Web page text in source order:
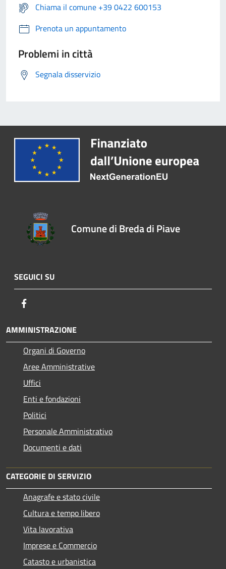
Chiama il comune +39 0422 600153
Prenota un appuntamento
Problemi in città
Segnala disservizio
Comune di Breda di Piave
SEGUICI SU
AMMINISTRAZIONE
Organi di Governo
Aree Amministrative
Uffici
Enti e fondazioni
Politici
Personale Amministrativo
Documenti e dati
CATEGORIE DI SERVIZIO
Anagrafe e stato civile
Cultura e tempo libero
Vita lavorativa
Imprese e Commercio
Catasto e urbanistica